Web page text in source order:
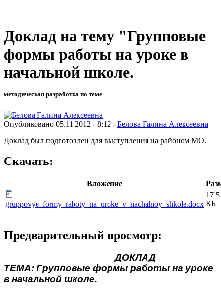
Доклад на тему "Групповые
формы работы на уроке в
начальной школе.
методическая разработка по теме
Опубликовано 05.11.2012 - 8:12 - Белова Галина Алексеевна
Доклад был подготовлен для выступления на районом МО.
Скачать:
Вложение
gruppovye_formy_raboty_na_uroke_v_nachalnoy_shkole.docx КБ
Предварительный просмотр:
ДОКЛАД
ТЕМА: Групповые формы работы на уроке
в начальной школе.